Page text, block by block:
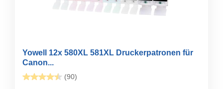
Yowell 12x 580XL 581XL Druckerpatronen für
Canon...
(90)